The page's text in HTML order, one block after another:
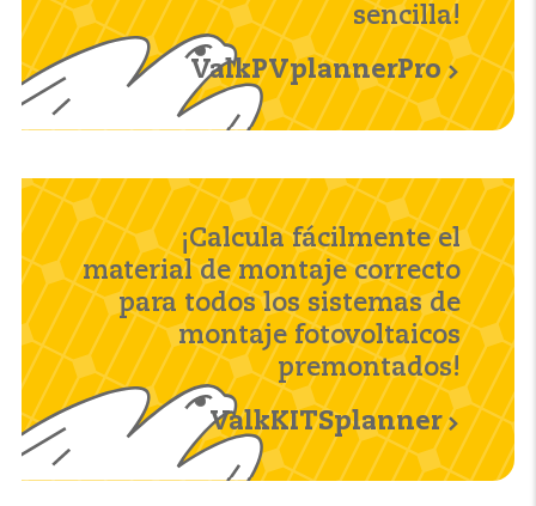
sencilla!
ValkPVplannerPro
¡Calcula fácilmente el
material de montaje correcto
para todos los sistemas de
montaje fotovoltaicos
premontados!
ValkKITSplanner